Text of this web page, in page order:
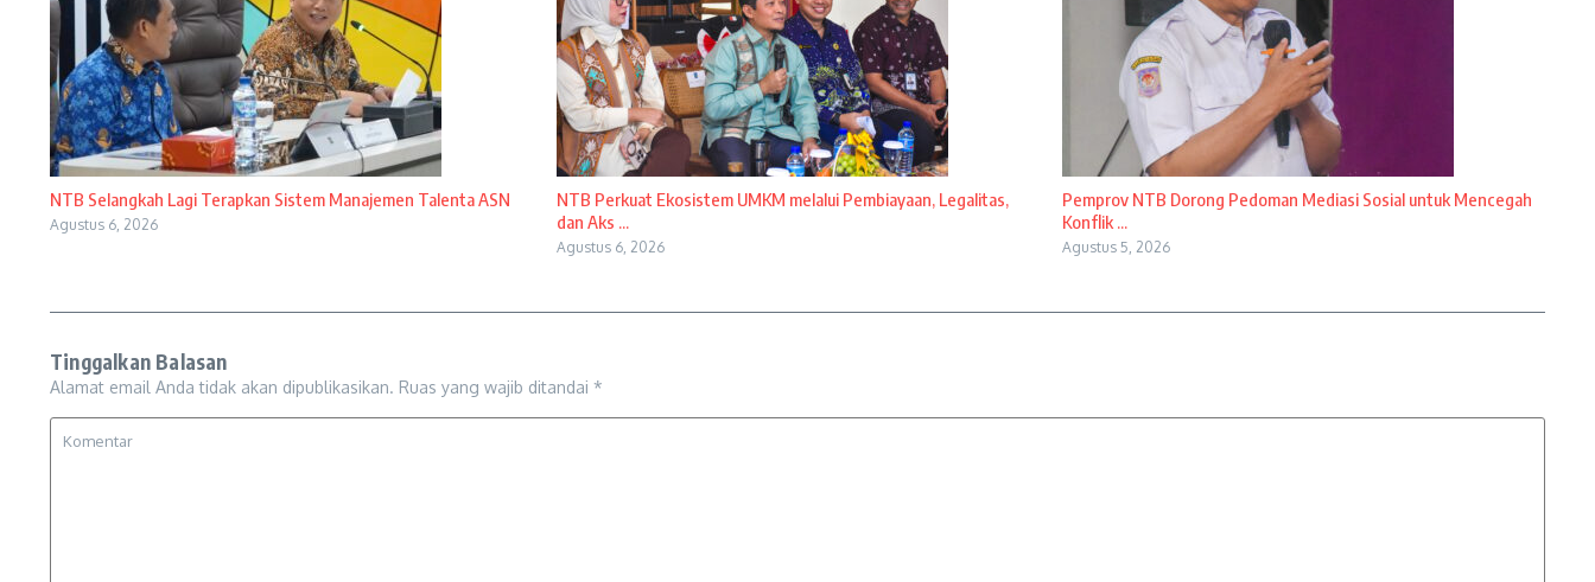
NTB Selangkah Lagi Terapkan Sistem Manajemen Talenta ASN
Agustus 6, 2026
NTB Perkuat Ekosistem UMKM melalui Pembiayaan, Legalitas,
dan Aks ...
Agustus 6, 2026
Pemprov NTB Dorong Pedoman Mediasi Sosial untuk Mencegah
Konflik ...
Agustus 5, 2026
Tinggalkan Balasan
Alamat email Anda tidak akan dipublikasikan. Ruas yang wajib ditandai *